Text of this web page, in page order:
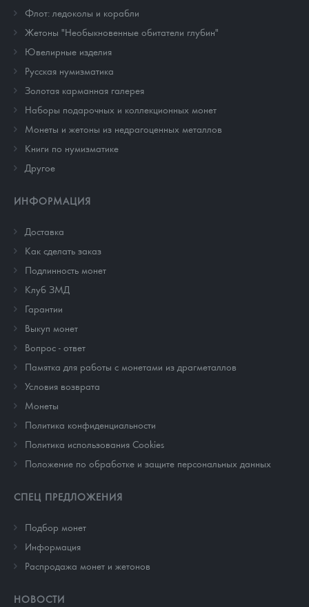
Флот: ледоколы и корабли
Жетоны "Необыкновенные обитатели глубин"
Ювелирные изделия
Русская нумизматика
Золотая карманная галерея
Наборы подарочных и коллекционных монет
Монеты и жетоны из недрагоценных металлов
Книги по нумизматике
Другое
ИНФОРМАЦИЯ
Доставка
Как сделать заказ
Подлинность монет
Клуб ЗМД
Гарантии
Выкуп монет
Вопрос - ответ
Памятка для работы с монетами из драгметаллов
Условия возврата
Монеты
Политика конфиденциальности
Политика использования Cookies
Положение по обработке и защите персональных данных
СПЕЦ ПРЕДЛОЖЕНИЯ
Подбор монет
Информация
Распродажа монет и жетонов
НОВОСТИ